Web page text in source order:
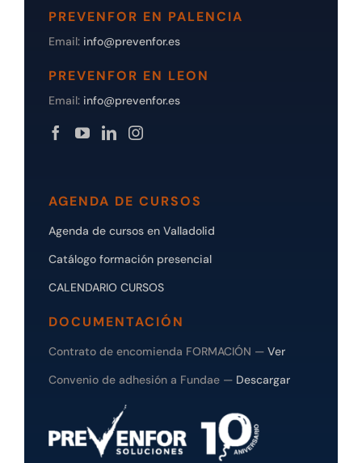
PREVENFOR EN PALENCIA
Email: info@prevenfor.es
PREVENFOR EN LEON
Email: info@prevenfor.es
AGENDA DE CURSOS
Agenda de cursos en Valladolid
Catálogo formación presencial
CALENDARIO CURSOS
DOCUMENTACIÓN
Contrato de encomienda FORMACIÓN — Ver
Convenio de adhesión a Fundae — Descargar